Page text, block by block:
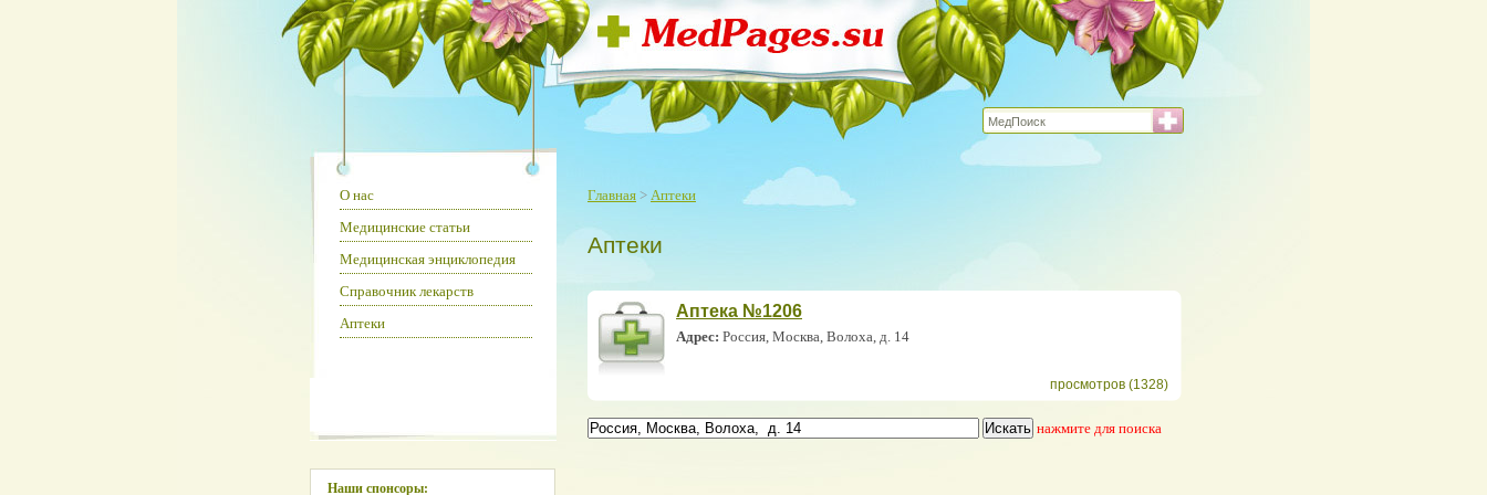
Главная > Аптеки
Аптеки
Аптека №1206
Адрес: Россия, Москва, Волоха, д. 14
просмотров (1328)
нажмите для поиска
О нас
Медицинские статьи
Медицинская энциклопедия
Справочник лекарств
Аптеки
Наши спонсоры: